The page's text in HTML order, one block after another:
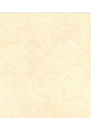
な時間です